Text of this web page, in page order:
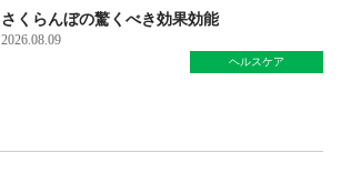
さくらんぼの驚くべき効果効能
2026.08.09
ヘルスケア